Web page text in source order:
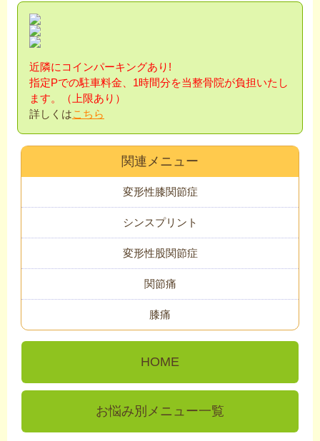
近隣にコインパーキングあり!
指定Pでの駐車料金、1時間分を当整骨院が負担いたし
ます。（上限あり）
詳しくはこちら
関連メニュー
変形性膝関節症
シンスプリント
変形性股関節症
関節痛
膝痛
HOME
お悩み別メニュー一覧